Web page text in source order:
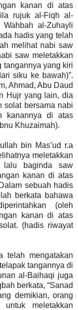
kanan di atas
rujuk al-Fiqh al-
al-Zuhayli
hadis yang telah
melihat nabi saw
saw meletakkan
tangannya yang kiri
siku ke bawah)”.
Ahmad, Abu Daud
Hujr yang lain, dia
solat bersama nabi
kanannya di atas
Khuzaimah).
bin Mas’ud r.a
meletakkan
baginda saw
kanan di atas
sebuah hadis
berkata bahawa
(oleh
kanan di atas
(hadis riwayat
telah mengatakan
tangannya di
al-Baihaqi juga
berkata, “Sanad
demikian, orang
meletakkan